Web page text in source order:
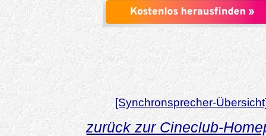
[Synchronsprecher-
zurück zur Cineclub-